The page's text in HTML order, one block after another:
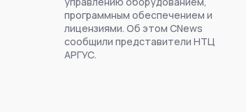
программным обеспечением и
лицензиями. Об этом CNews
сообщили представители НТЦ
АРГУС.